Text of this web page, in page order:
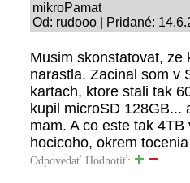
mikroPamat
Od: rudooo | Pridané:
Musim skonstatovat, ze
narastla. Zacinal som v
kartach, ktore stali tak
kupil microSD 128GB...
mam. A co este tak
hocicoho, okrem
Odpovedať Hodnotiť: